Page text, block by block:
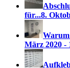
für...8.
Warum
März 2020 -